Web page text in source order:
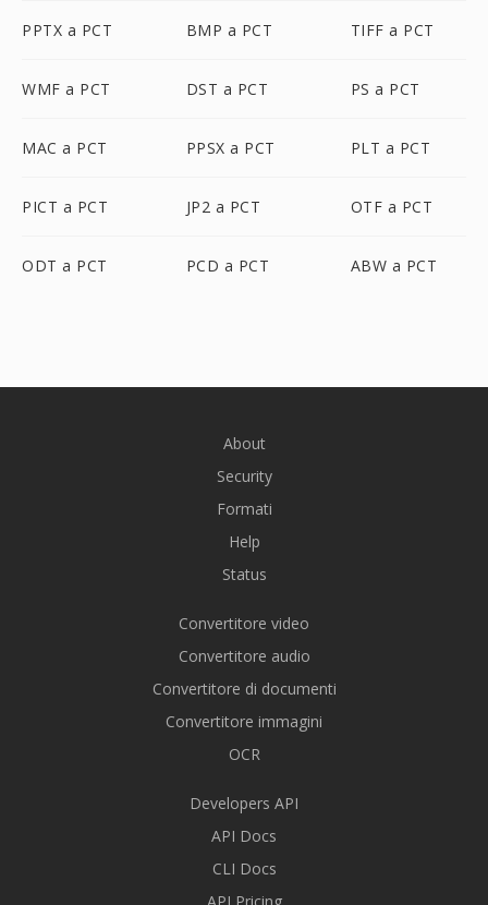
PPTX a PCT BMP a PCT TIFF a PCT
WMF a PCT DST a PCT PS a PCT
MAC a PCT PPSX a PCT PLT a PCT
PICT a PCT JP2 a PCT OTF a PCT
ODT a PCT PCD a PCT ABW a PCT
About
Security
Formati
Help
Status
Convertitore video
Convertitore audio
Convertitore di documenti
Convertitore immagini
OCR
Developers API
API Docs
CLI Docs